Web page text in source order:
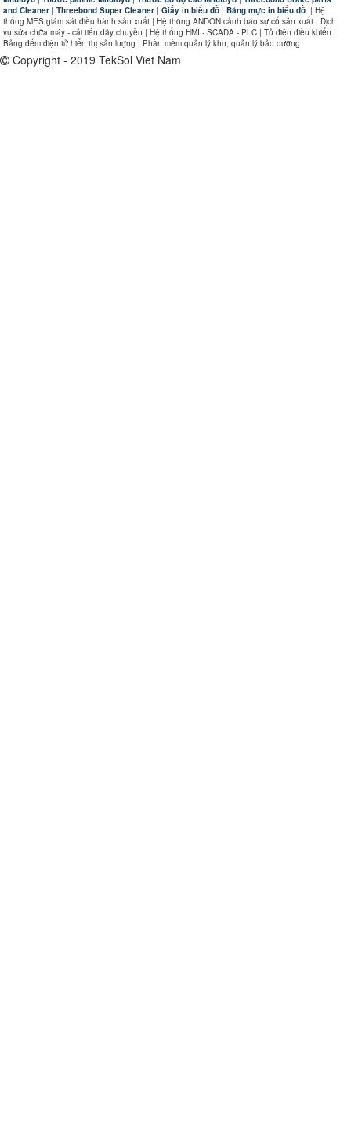
and Cleaner |Threebond Super Cleaner |Giấy in biểu đồ |Băng mực in biểu đồ | Hệ
thống MES giám sát điều hành sản xuất | Hệ thống ANDON cảnh báo sự cố sản xuất | Dịch
vụ sửa chữa máy - cải tiến dây chuyền | Hệ thống HMI - SCADA - PLC | Tủ điện điều khiển |
Bảng đếm điện tử hiển thị sản lượng | Phần mềm quản lý kho, quản lý bảo dưỡng
Copyright - 2019 TekSol Viet Nam